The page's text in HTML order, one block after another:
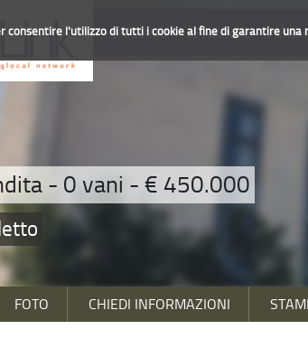
consentire l'utilizzo di tutti i cookie al fine di garantire
CHI SIAMO LE AGENZIE
- 0 vani - € 450.000
FOTO CHIEDI INFORMAZIONI